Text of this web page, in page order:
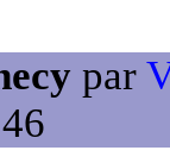
par